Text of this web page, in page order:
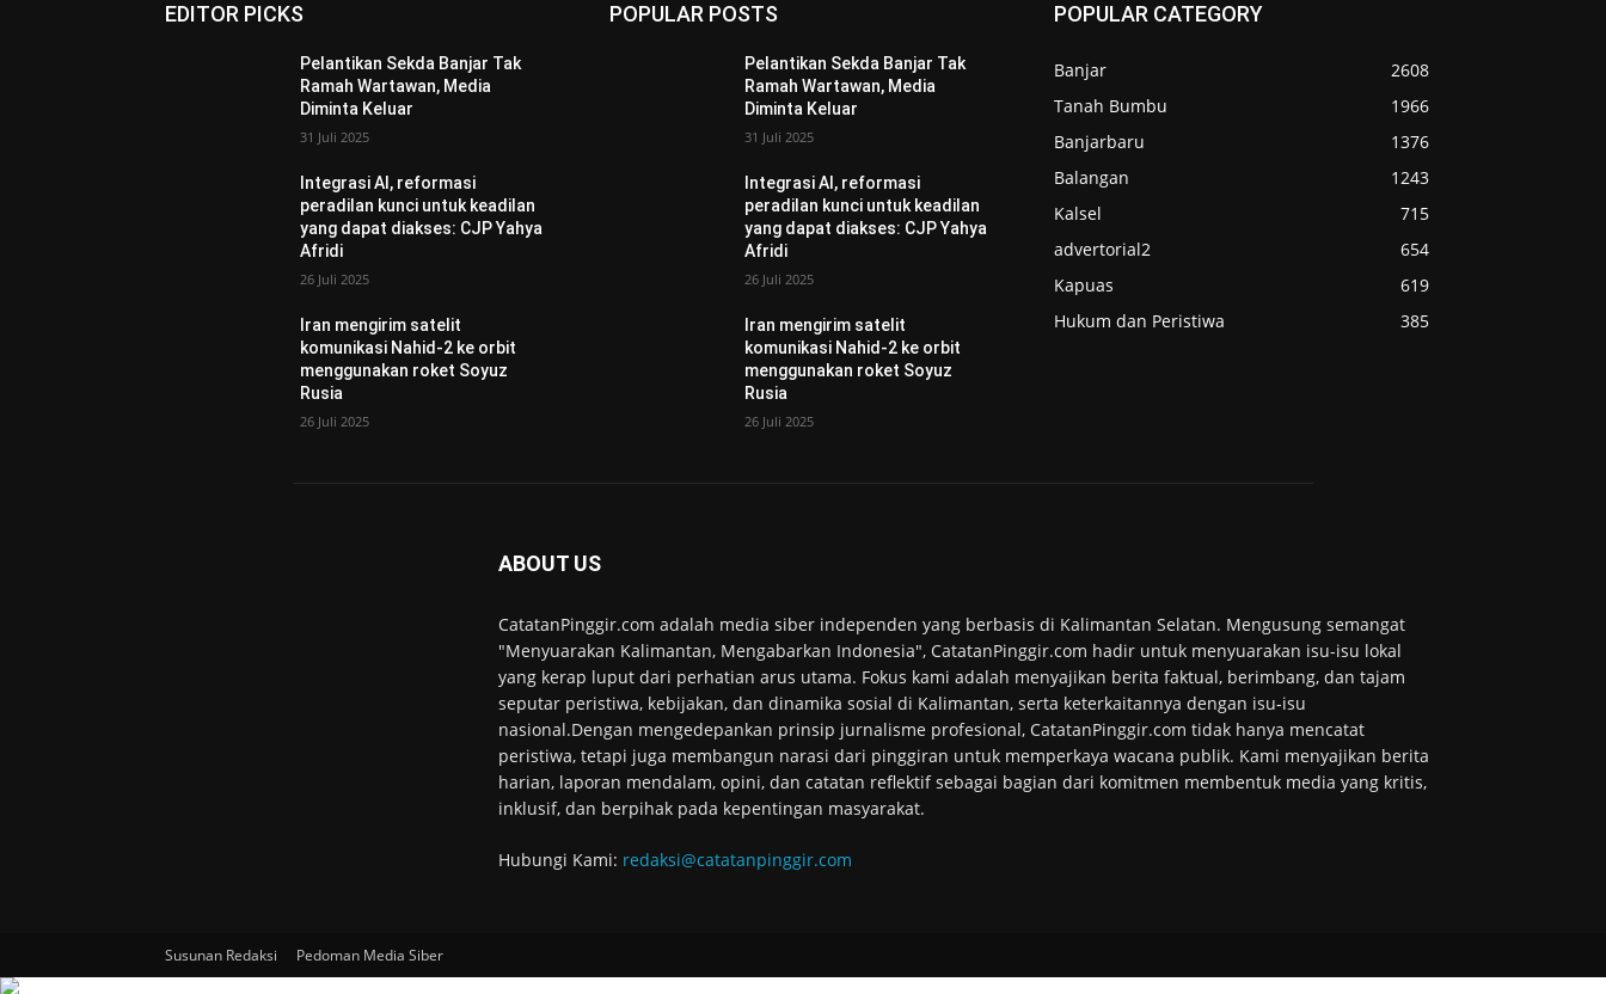
EDITOR PICKS
Pelantikan Sekda Banjar Tak
Ramah Wartawan, Media
Diminta Keluar
31 Juli 2025
Integrasi AI, reformasi
peradilan kunci untuk keadilan
yang dapat diakses: CJP Yahya
Afridi
26 Juli 2025
Iran mengirim satelit
komunikasi Nahid-2 ke orbit
menggunakan roket Soyuz
Rusia
26 Juli 2025
POPULAR POSTS
Pelantikan Sekda Banjar Tak
Ramah Wartawan, Media
Diminta Keluar
31 Juli 2025
Integrasi AI, reformasi
peradilan kunci untuk keadilan
yang dapat diakses: CJP Yahya
Afridi
26 Juli 2025
Iran mengirim satelit
komunikasi Nahid-2 ke orbit
menggunakan roket Soyuz
Rusia
26 Juli 2025
POPULAR CATEGORY
Banjar
2608
Tanah Bumbu
1966
Banjarbaru
1376
Balangan
1243
Kalsel
715
advertorial2
654
Kapuas
619
Hukum dan Peristiwa
385
ABOUT US
CatatanPinggir.com adalah media siber independen yang berbasis di Kalimantan Selatan. Mengusung semangat
"Menyuarakan Kalimantan, Mengabarkan Indonesia", CatatanPinggir.com hadir untuk menyuarakan isu-isu lokal
yang kerap luput dari perhatian arus utama. Fokus kami adalah menyajikan berita faktual, berimbang, dan tajam
seputar peristiwa, kebijakan, dan dinamika sosial di Kalimantan, serta keterkaitannya dengan isu-isu
nasional.Dengan mengedepankan prinsip jurnalisme profesional, CatatanPinggir.com tidak hanya mencatat
peristiwa, tetapi juga membangun narasi dari pinggiran untuk memperkaya wacana publik. Kami menyajikan berita
harian, laporan mendalam, opini, dan catatan reflektif sebagai bagian dari komitmen membentuk media yang kritis,
inklusif, dan berpihak pada kepentingan masyarakat.
Hubungi Kami: redaksi@catatanpinggir.com
Susunan Redaksi Pedoman Media Siber